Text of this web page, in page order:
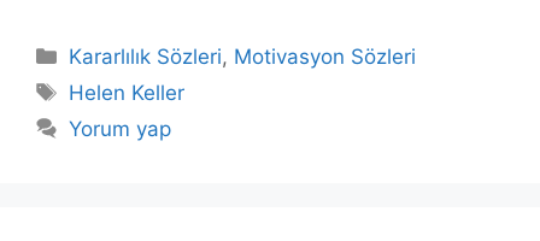
Kategoriler
Kararlılık Sözleri, Motivasyon Sözleri
Etiketler
Helen Keller
Yorum yap